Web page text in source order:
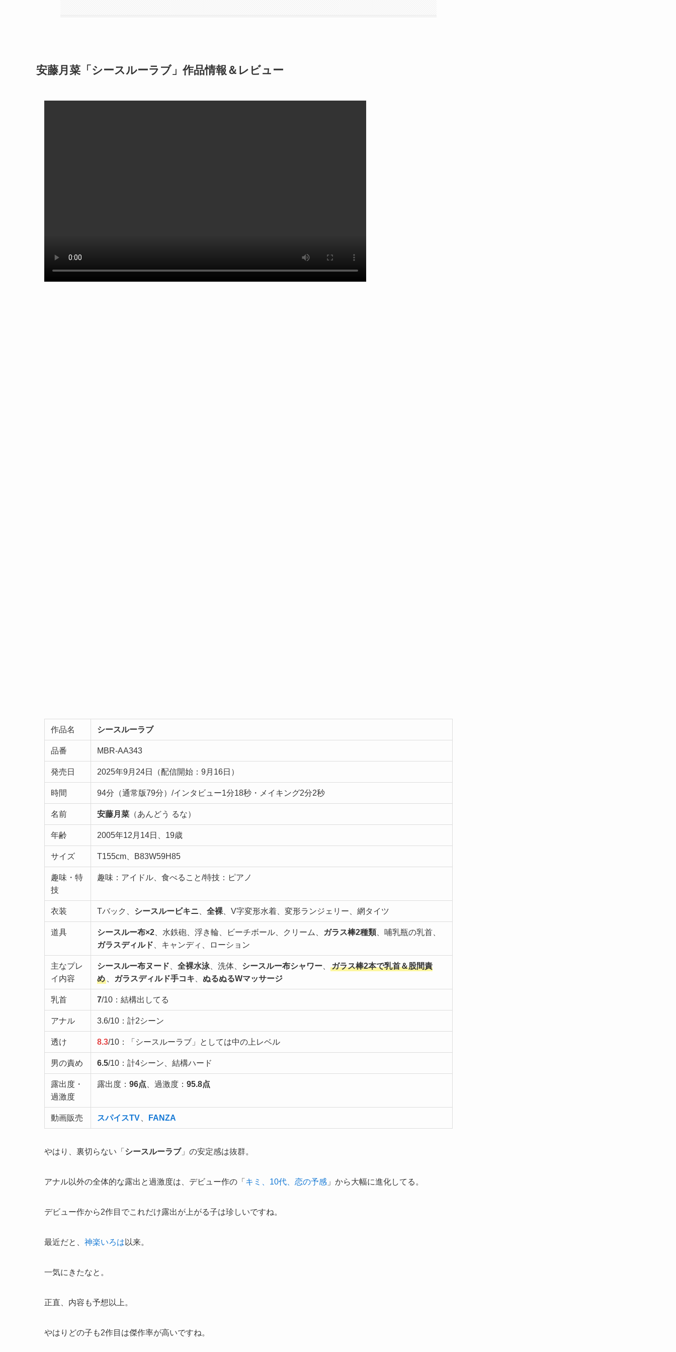
安藤月菜「シースルーラブ」作品情報＆レビュー
作品名 シースルーラブ
品番 MBR-AA343
発売日 2025年9月24日（配信開始：9月16日）
時間 94分（通常版79分）/インタビュー1分18秒・メイキング2分2秒
名前 安藤月菜 （あんどう るな）
年齢 2005年12月14日、19歳
サイズ T155cm、B83W59H85
趣味・特
技
趣味：アイドル、食べること/特技：ピアノ
衣装 Tバック、 シースルービキニ 全裸 、V字変形水着、変形ランジェリー、網タイツ
道具 シースルー布×2 、水鉄砲、浮き輪、ビーチボール、クリーム、 ガラス棒2種類、哺乳瓶の乳首、
ガラスディルド 、キャンディ、ローション
主なプレ
イ内容
シースルー布ヌード 全裸水泳 、洗体、 シースルー布シャワー
ガラス棒2本で乳首＆股間責
め
ガラスディルド手コキ ぬるぬるWマッサージ
乳首 7/10：結構出してる
アナル 3.6/10：計2シーン
透け 8.3/10：「シースルーラブ」としては中の上レベル
男の責め 6.5/10：計4シーン、結構ハード
露出度・
過激度
露出度： 96点 、過激度： 95.8点
動画販売 スパイスTV FANZA
やはり、裏切らない「 シースルーラブ」の安定感は抜群。
アナル以外の全体的な露出と過激度は、デビュー作の「 キミ、10代、恋の予感 」から大幅に進化してる。
デビュー作から2作目でこれだけ露出が上がる子は珍しいですね。
最近だと、 神楽いろは 以来。
一気にきたなと。
正直、内容も予想以上。
やはりどの子も2作目は傑作率が高いですね。